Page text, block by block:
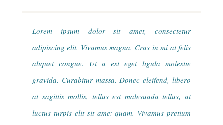
Lorem ipsum dolor sit amet, consectetur
adipiscing elit. Vivamus magna. Cras in mi at felis
aliquet congue. Ut a est eget ligula molestie
gravida. Curabitur massa. Donec eleifend, libero
at sagittis mollis, tellus est malesuada tellus, at
luctus turpis elit sit amet quam. Vivamus pretium